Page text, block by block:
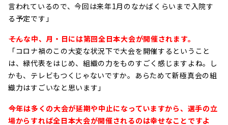
言われているので、今回は来年1月のなかばくらいまで入院す
る予定です」
――そんな中、月・日には第回全日本大会が開催されます。
「コロナ禍のこの大変な状況下で大会を開催するということ
は、緑代表をはじめ、組織の力をものすごく感じますよね。し
かも、テレビもつくじゃないですか。あらためて新極真会の組
織力はすごいなと思います」
――今年は多くの大会が延期や中止になっていますから、選手の立
場からすれば全日本大会が開催されるのは幸せなことですよ